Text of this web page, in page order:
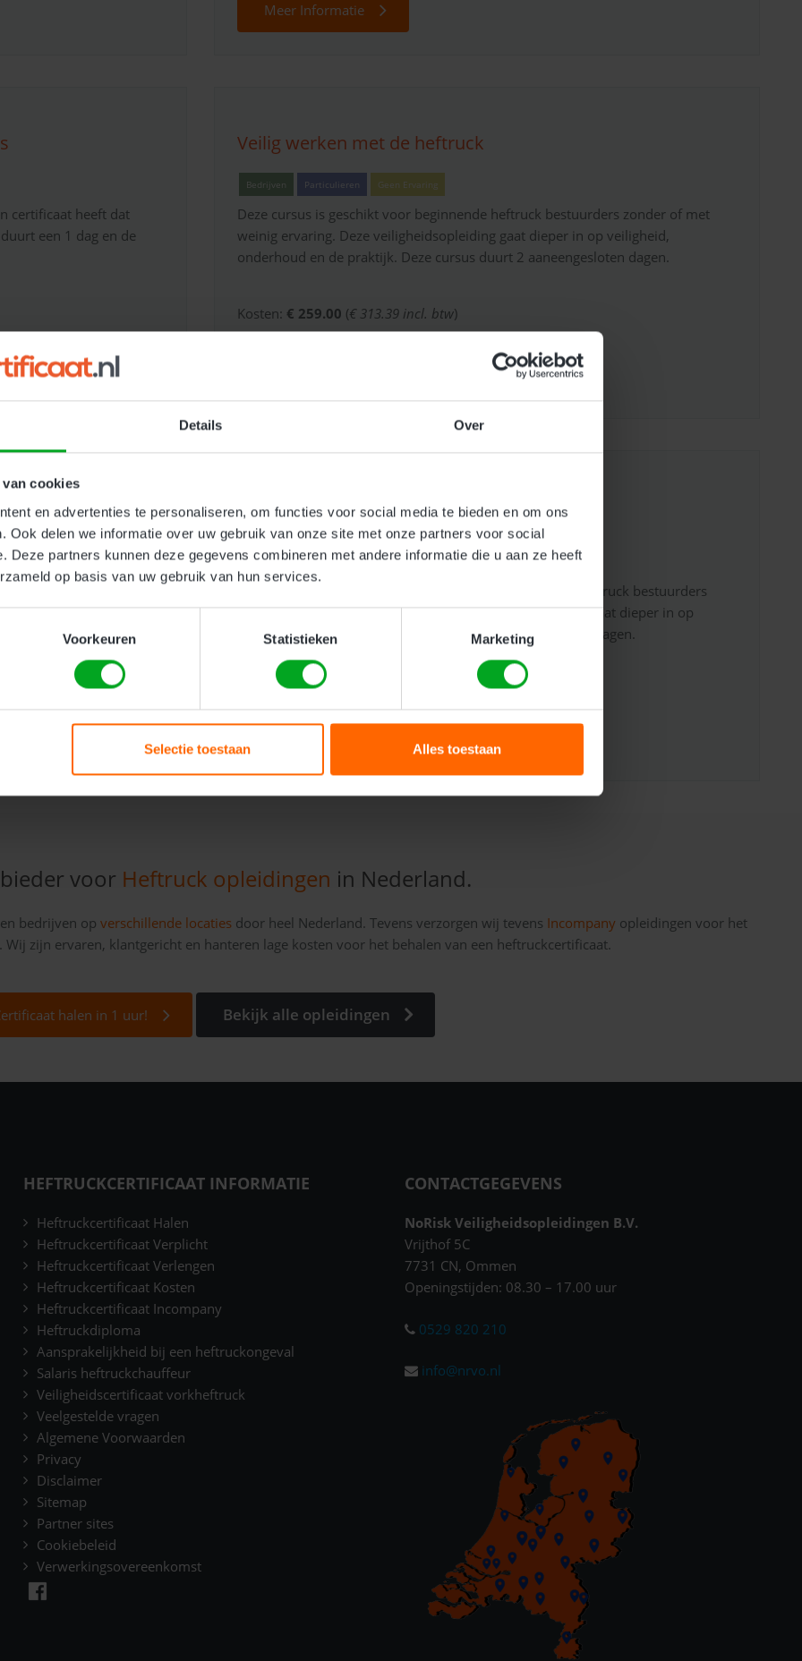
Details Over
van cookies
en advertenties te personaliseren, om functies voor social media te bieden en om ons
Ook delen we informatie over uw gebruik van onze site met onze partners voor social
Deze partners kunnen deze gegevens combineren met andere informatie die u aan ze heeft
op basis van uw gebruik van hun services.
Voorkeuren Statistieken Marketing
Selectie toestaan Alles toestaan
Meer Informatie
certificaat heeft dat
een 1 dag en de
Veilig werken met de heftruck
Bedrijven Particulieren Geen Ervaring
Deze cursus is geschikt voor beginnende heftruck bestuurders zonder of met
weinig ervaring. Deze veiligheidsopleiding gaat dieper in op veiligheid,
onderhoud en de praktijk. Deze cursus duurt 2 aaneengesloten dagen.
Kosten: € 259.00 (€ 313.39 incl. btw)
zonder of met
op veiligheid,
dagen.
Veilig werken met de heftruck en reachtruck
Bedrijven Particulieren Geen Ervaring
Deze cursus is geschikt voor beginnende heftruck en reachtruck bestuurders
zonder of met weinig ervaring. Deze veiligheidsopleiding gaat dieper in op
veiligheid, onderhoud en de praktijk. Deze cursus duurt 2 dagen.
Kosten:
voor Heftruck opleidingen in Nederland.
bedrijven op verschillende locatiesdoor heel Nederland. Tevens verzorgen wij tevens Incompany opleidingen voor het
zijn ervaren, klantgericht en hanteren lage kosten voor het behalen van een heftruckcertificaat.
halen in 1 uur! Bekijk alle opleidingen
HEFTRUCKCERTIFICAAT INFORMATIE
Heftruckcertificaat Halen
Heftruckcertificaat Verplicht
Heftruckcertificaat Verlengen
Heftruckcertificaat Kosten
Heftruckcertificaat Incompany
Heftruckdiploma
Aansprakelijkheid bij een heftruckongeval
Salaris heftruckchauffeur
Veiligheidscertificaat vorkheftruck
Veelgestelde vragen
Algemene Voorwaarden
Privacy
Disclaimer
Sitemap
Partner sites
Cookiebeleid
Verwerkingsovereenkomst
CONTACTGEGEVENS
NoRisk Veiligheidsopleidingen B.V.
Vrijthof 5C
7731 CN, Ommen
Openingstijden: 08.30 – 17.00 uur
0529 820 210
info@nrvo.nl